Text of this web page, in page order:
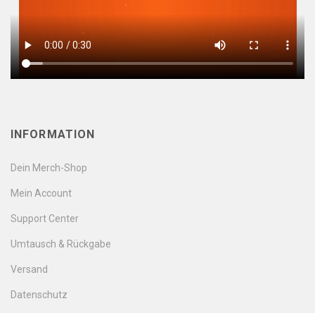
INFORMATION
Dein Merch-Shop
Mein Account
Support Center
Umtausch & Rückgabe
Versand
Datenschutz